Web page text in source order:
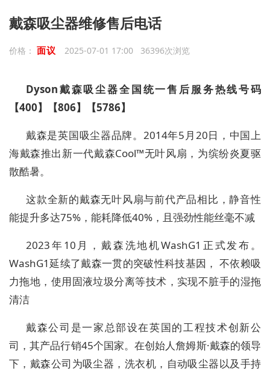
戴森吸尘器维修售后电话
价格： 面议 2025-07-01 17:00 36396次浏览
Dyson戴森吸尘器全国统一售后服务热线号码
【400】【806】【5786】
戴森是英国吸尘器品牌。2014年5月20日，中国上
海戴森推出新一代戴森Cool™无叶风扇，为缤纷炎夏驱
散酷暑。
这款全新的戴森无叶风扇与前代产品相比，静音性
能提升多达75%，能耗降低40%，且强劲性能丝毫不减
2023年10月，戴森洗地机WashG1正式发布。
WashG1延续了戴森一贯的突破性科技基因， 不依赖吸
力拖地，使用固液垃圾分离等技术，实现不脏手的湿拖
清洁
戴森公司是一家总部设在英国的工程技术创新公
司，其产品行销45个国家。在创始人詹姆斯·戴森的领导
下，戴森公司为吸尘器，洗衣机，自动吸尘器以及手持